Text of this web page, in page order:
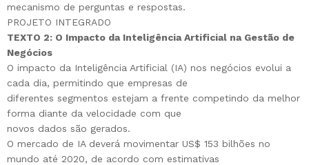
mecanismo de perguntas e respostas.
PROJETO INTEGRADO
TEXTO 2: O Impacto da Inteligência Artificial na Gestão de
Negócios
O impacto da Inteligência Artificial (IA) nos negócios evolui a
cada dia, permitindo que empresas de
diferentes segmentos estejam a frente competindo da melhor
forma diante da velocidade com que
novos dados são gerados.
O mercado de IA deverá movimentar US$ 153 bilhões no
mundo até 2020, de acordo com estimativas